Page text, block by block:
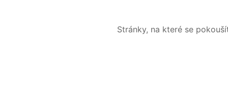
Stránky, na které se